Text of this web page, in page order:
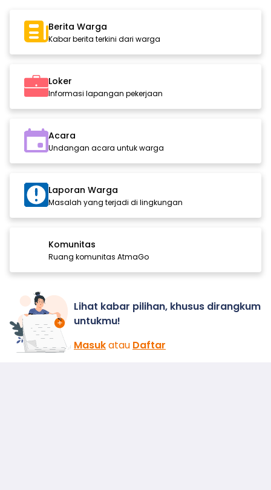
Berita Warga
Kabar berita terkini dari warga
Loker
Informasi lapangan pekerjaan
Acara
Undangan acara untuk warga
Laporan Warga
Masalah yang terjadi di lingkungan
Komunitas
Ruang komunitas AtmaGo
Lihat kabar pilihan, khusus dirangkum
untukmu!
Masukatau Daftar